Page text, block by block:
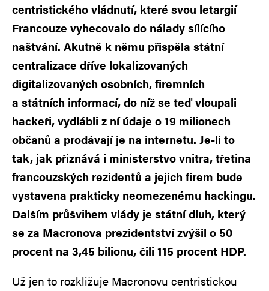
centristického vládnutí, které svou letargií
Francouze vyhecovalo do nálady sílícího
naštvání. Akutně k němu přispěla státní
centralizace dříve lokalizovaných
digitalizovaných osobních, firemních
a státních informací, do níž se teď vloupali
hackeři, vydlábli z ní údaje o 19 milionech
občanů a prodávají je na internetu. Je-li to
tak, jak přiznává i ministerstvo vnitra, třetina
francouzských rezidentů a jejich firem bude
vystavena prakticky neomezenému hackingu.
Dalším průšvihem vlády je státní dluh, který
se za Macronova prezidentství zvýšil o 50
procent na 3,45 bilionu, čili 115 procent HDP.
Už jen to rozkližuje Macronovu centristickou